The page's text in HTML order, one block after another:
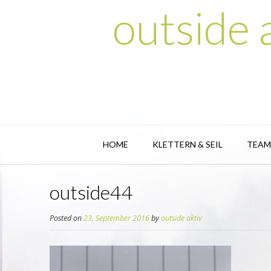
outside
HOME KLETTERN & SEIL TEAM
outside44
Posted on23. September 2016byoutside aktiv